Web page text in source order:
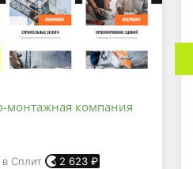
монтажная компания
в Сплит 2 623 ₽